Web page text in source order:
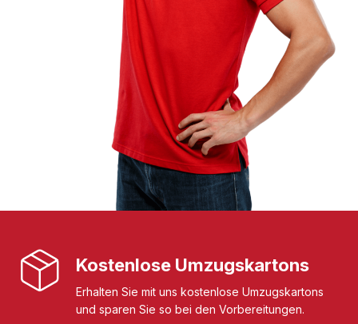
Kostenlose Umzugskartons
Erhalten Sie mit uns kostenlose Umzugskartons
und sparen Sie so bei den Vorbereitungen.